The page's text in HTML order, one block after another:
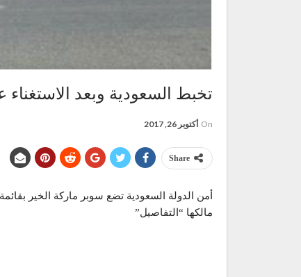
تخبط السعودية وبعد
On أكتوبر 26, 2017
Share
أمن الدولة السعودية تضع سوبر ماركة الخير
مالكها “التفاصيل”